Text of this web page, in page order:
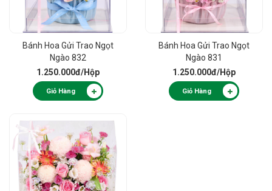
Bánh Hoa Gửi Trao Ngọt
Ngào 832
1.250.000đ/Hộp
Giỏ Hàng
Bánh Hoa Gửi Trao Ngọt
Ngào 831
1.250.000đ/Hộp
Giỏ Hàng